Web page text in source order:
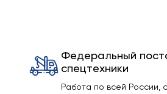
Федеральный
спецтехники
Работа по всей России,